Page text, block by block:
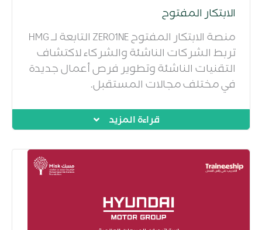
الابتكار المفتوح
منصة الابتكار المفتوح ZERO1NE التابعة لـ HMG
تربط الشركات الناشئة والشركاء لاكتشاف
التقنيات الناشئة وتطوير فرص أعمال جديدة
في مختلف مجالات المستقبل.
قراءة المزيد